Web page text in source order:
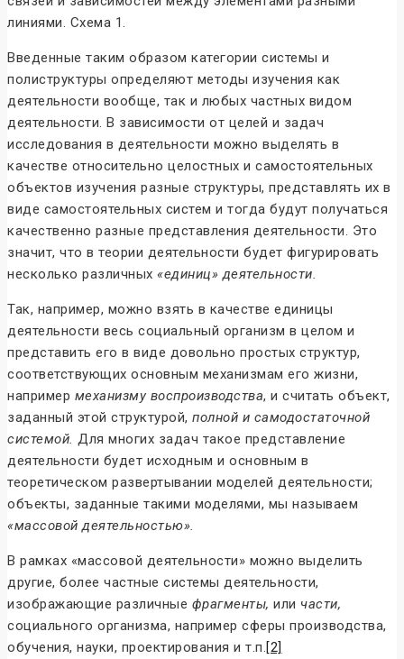
линиями. Схема 1.
Введенные таким образом категории системы и
полиструктуры определяют методы изучения как
деятельности вообще, так и любых частных видом
деятельности. В зависимости от целей и задач
исследования в деятельности можно выделять в
качестве относительно целостных и самостоятельных
объектов изучения разные структуры, представлять их в
виде самостоятельных систем и тогда будут получаться
качественно разные представления деятельности. Это
значит, что в теории деятельности будет фигурировать
несколько различных «единиц» деятельности.
Так, например, можно взять в качестве единицы
деятельности весь социальный организм в целом и
представить его в виде довольно простых структур,
соответствующих основным механизмам его жизни,
например механизму воспроизводства, и считать объект,
заданный этой структурой, полной и самодостаточной
системой. Для многих задач такое представление
деятельности будет исходным и основным в
теоретическом развертывании моделей деятельности;
объекты, заданные такими моделями, мы называем
«массовой деятельностью».
В рамках «массовой деятельности» можно выделить
другие, более частные системы деятельности,
изображающие различные фрагменты, или части,
социального организма, например сферы производства,
обучения, науки, проектирования и т.п.[2]